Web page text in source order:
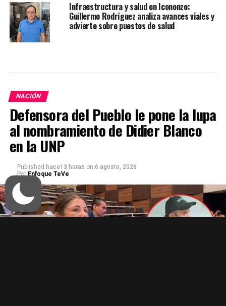
Infraestructura y salud en Icononzo:
Guillermo Rodríguez analiza avances viales y
advierte sobre puestos de salud
NACIÓN
Defensora del Pueblo le pone la lupa
al nombramiento de Didier Blanco
en la UNP
Published hace13 horas on 6 agosto, 2026
Por Enfoque TeVe